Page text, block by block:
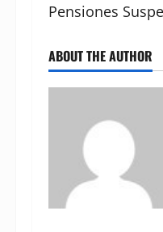
Pensiones
ABOUT THE AUTHOR